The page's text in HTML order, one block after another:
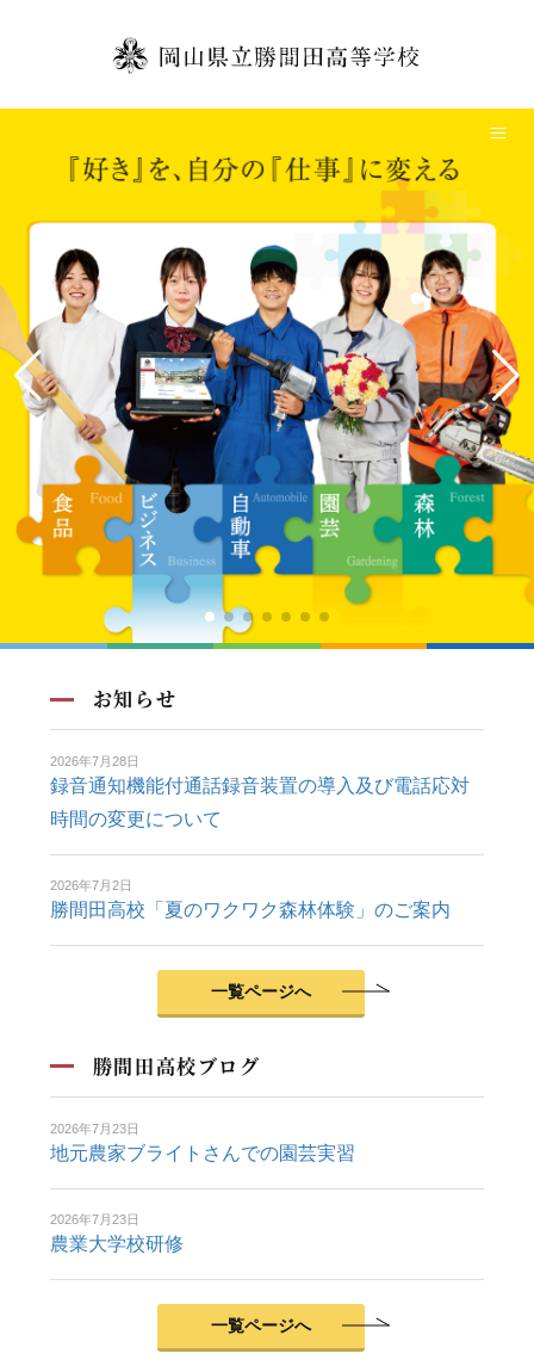
学校生活
中学生の方へ
卒業生の方へ
保護者の方へ
お知らせ
2026年7月28日
録音通知機能付通話録音装置の導入及び電話応対
時間の変更について
2026年7月2日
勝間田高校「夏のワクワク森林体験」のご案内
一覧ページへ
勝間田高校ブログ
2026年7月23日
地元農家ブライトさんでの園芸実習
2026年7月23日
農業大学校研修
一覧ページへ